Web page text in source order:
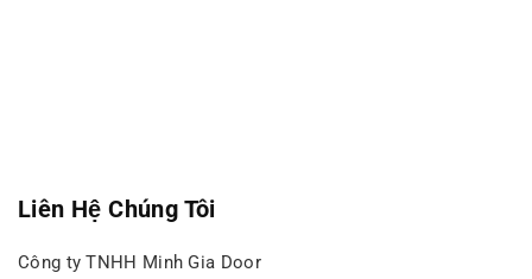
Liên Hệ Chúng Tôi
Công ty TNHH Minh Gia Door